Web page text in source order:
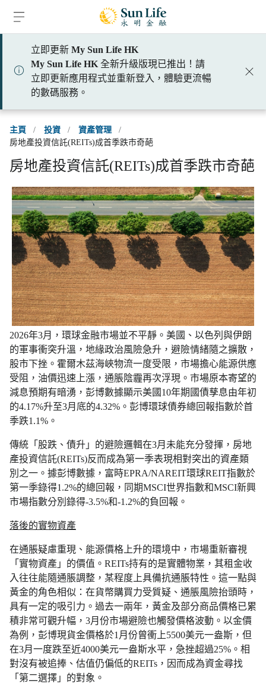
立即更新 My Sun Life HK
My Sun Life HK 全新升級版現已推出！請
立即更新應用程式並重新登入，體驗更流暢
的數碼服務。
主頁 / 投資 / 資產管理
/
房地產投資信託(REITs)成首季跌市奇葩
房地產投資信託(REITs)成首季跌市奇葩
2026年3月，環球金融市場並不平靜。美國、以色列與伊朗
的軍事衝突升溫，地緣政治風險急升，避險情緒隨之擴散，
股市下挫。霍爾木茲海峽物流一度受限，市場擔心能源供應
受阻，油價迅速上漲，通脹陰霾再次浮現。市場原本寄望的
減息預期有暗湧，彭博數據顯示美國10年期國債孳息由年初
的4.17%升至3月底的4.32%。彭博環球債券總回報指數於首
季跌1.1%。
傳統「股跌、債升」的避險邏輯在3月未能充分發揮，房地
產投資信託(REITs)反而成為第一季表現相對突出的資產類
別之一。據彭博數據，富時EPRA/NAREIT環球REIT指數於
第一季錄得1.2%的總回報，同期MSCI世界指數和MSCI新興
市場指數分別錄得-3.5%和-1.2%的負回報。
落後的實物資產
在通脹疑慮重現、能源價格上升的環境中，市場重新審視
「實物資產」的價值。REITs持有的是實體物業，其租金收
入往往能隨通脹調整，某程度上具備抗通脹特性。這一點與
黃金的角色相似：在貨幣購買力受質疑、通脹風險抬頭時，
具有一定的吸引力。過去一兩年，黃金及部分商品價格已累
積非常可觀升幅，3月份市場避險也觸發價格波動。以金價
為例，彭博現貨金價格於1月份曾衝上5500美元一盎斯，但
在3月一度跌至近4000美元一盎斯水平，急挫超過25%。相
對沒有被追捧、估值仍偏低的REITs，因而成為資金尋找
「第二選擇」的對象。